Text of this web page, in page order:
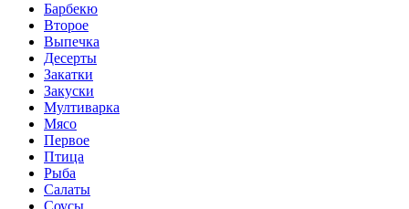
Барбекю
Второе
Выпечка
Десерты
Закатки
Закуски
Мултиварка
Мясо
Первое
Птица
Рыба
Салаты